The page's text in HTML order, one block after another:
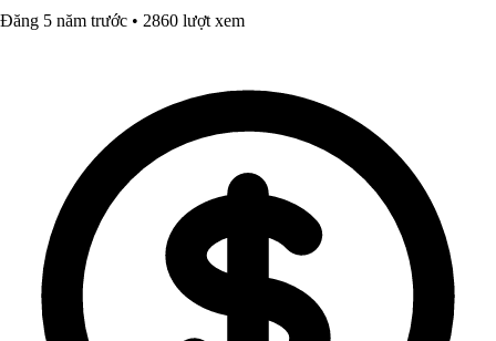
Đăng 5 năm trước • 2860 lượt xem